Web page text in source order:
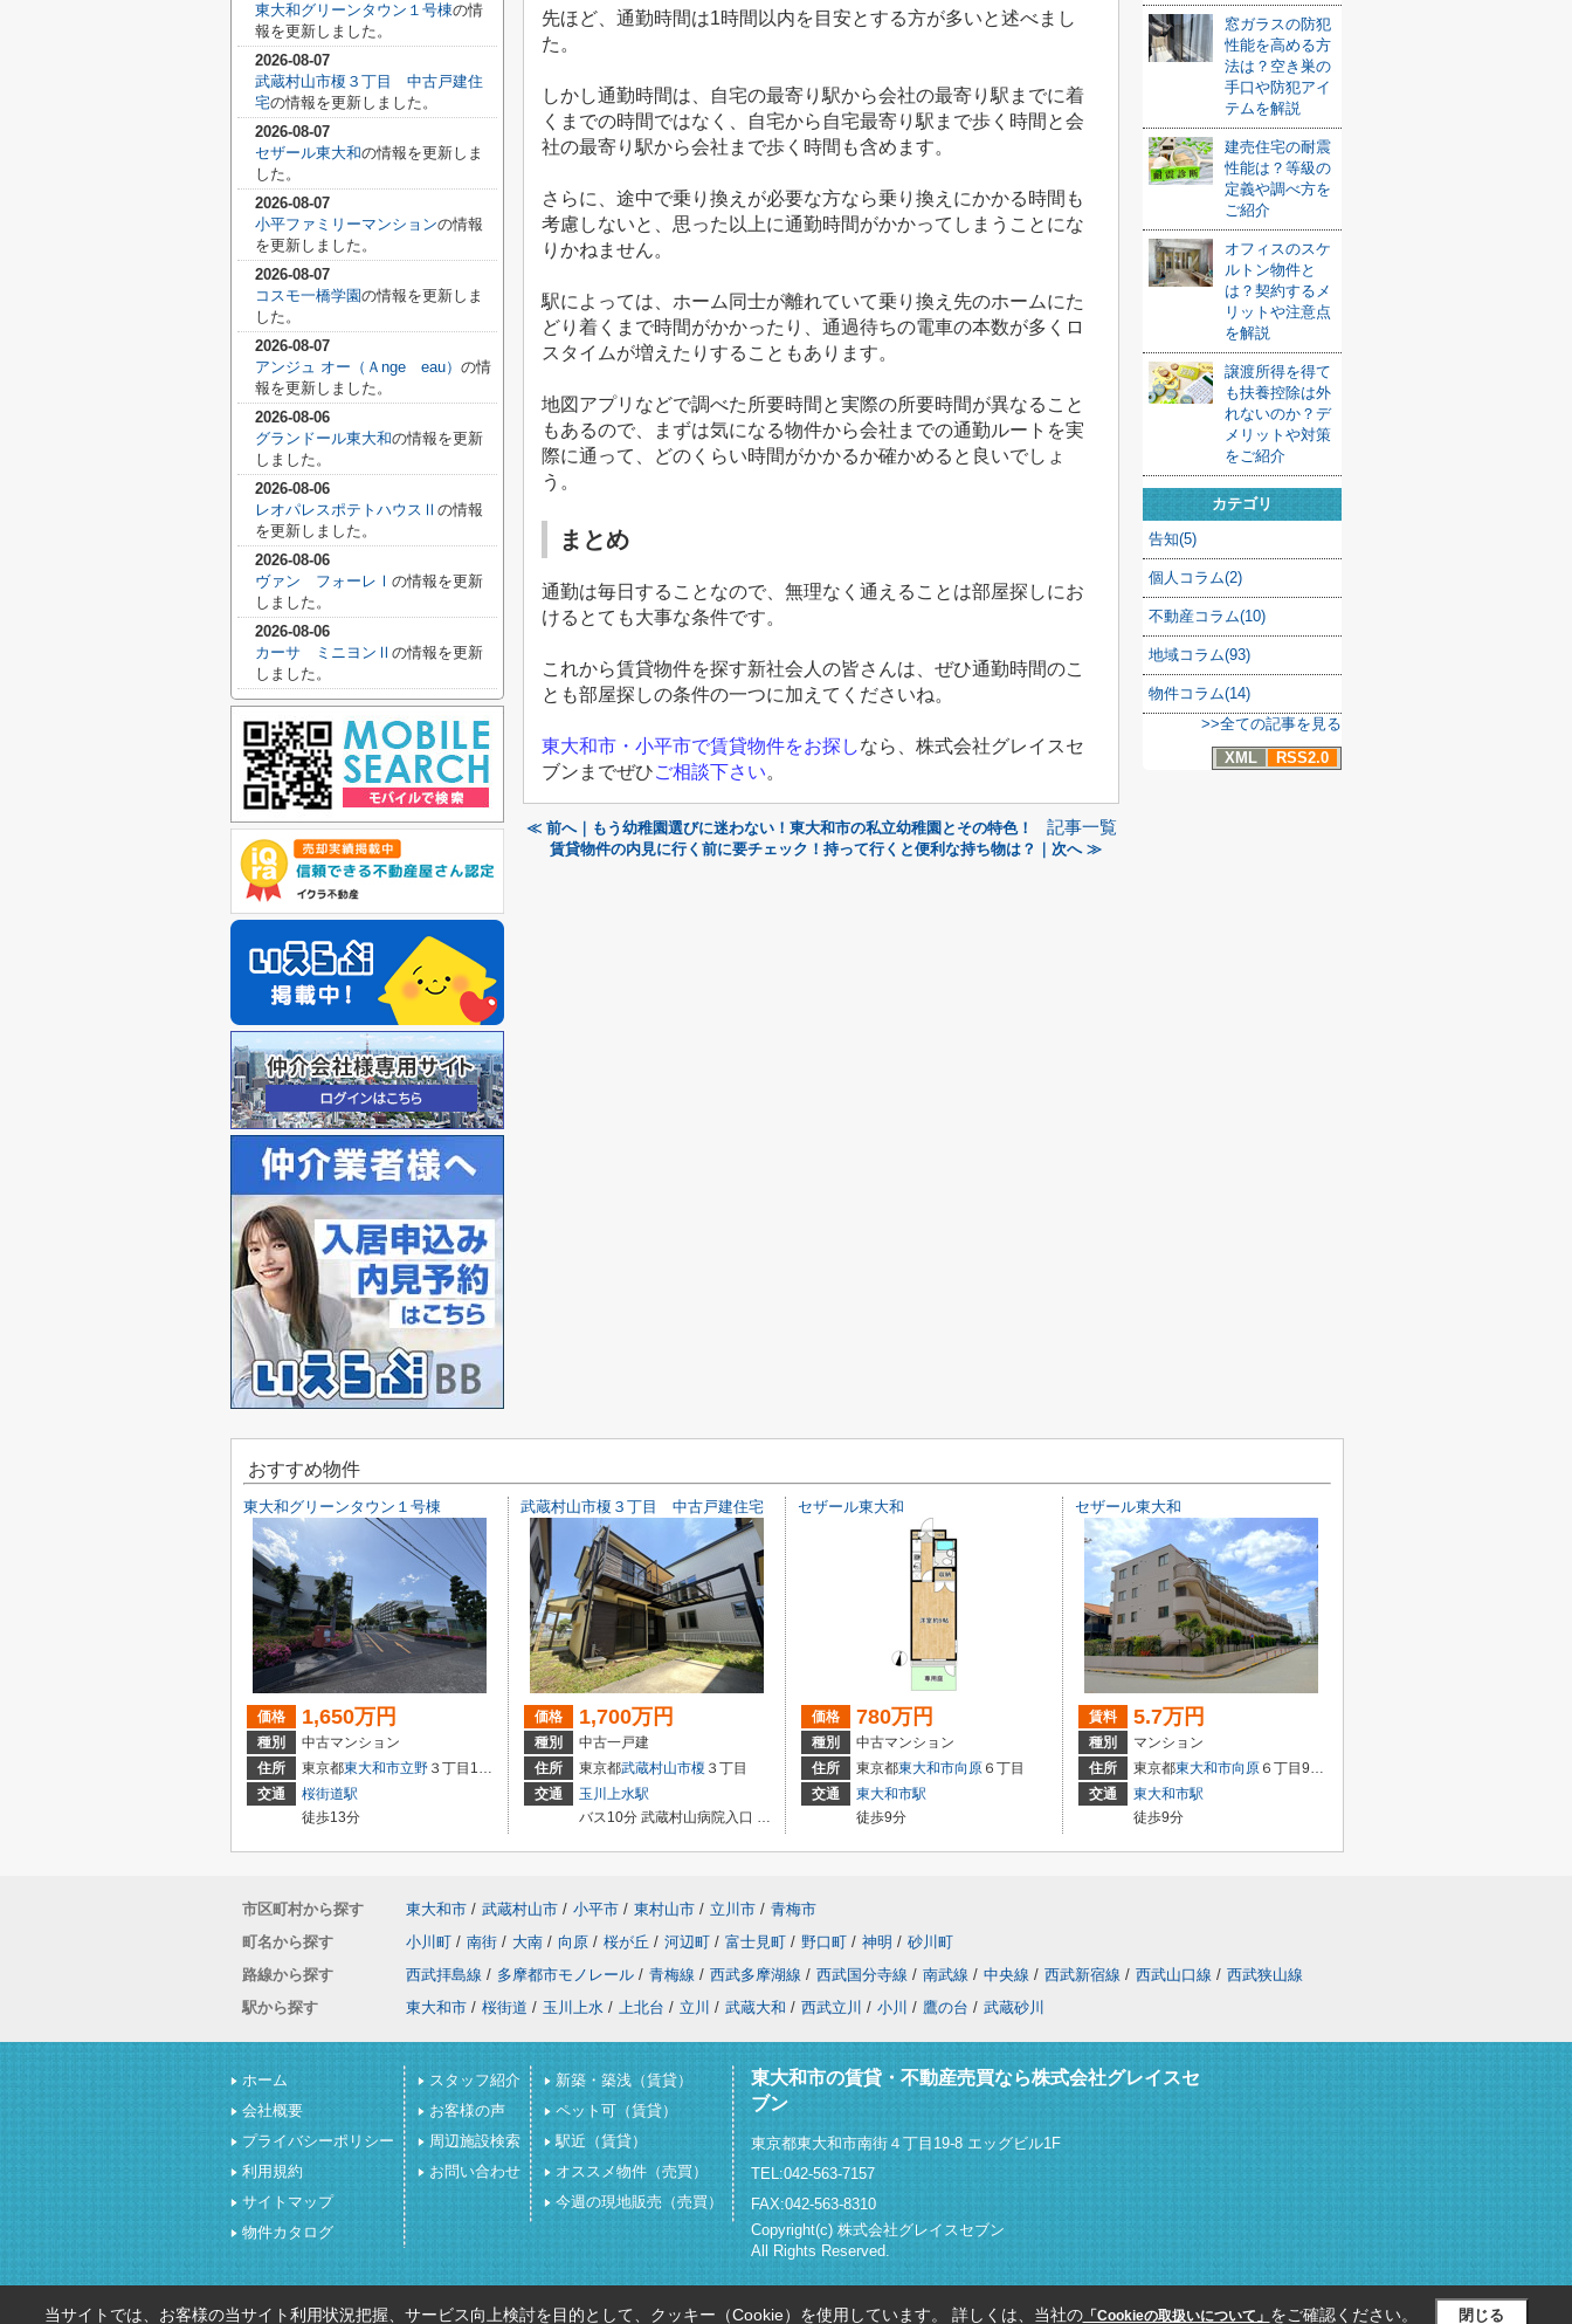
先ほど、通勤時間は1時間以内を目安とする方が多いと述べまし
た。
しかし通勤時間は、自宅の最寄り駅から会社の最寄り駅までに着
くまでの時間ではなく、自宅から自宅最寄り駅まで歩く時間と会
社の最寄り駅から会社まで歩く時間も含めます。
さらに、途中で乗り換えが必要な方なら乗り換えにかかる時間も
考慮しないと、思った以上に通勤時間がかかってしまうことにな
りかねません。
駅によっては、ホーム同士が離れていて乗り換え先のホームにた
どり着くまで時間がかかったり、通過待ちの電車の本数が多くロ
スタイムが増えたりすることもあります。
地図アプリなどで調べた所要時間と実際の所要時間が異なること
もあるので、まずは気になる物件から会社までの通勤ルートを実
際に通って、どのくらい時間がかかるか確かめると良いでしょ
う。
まとめ
通勤は毎日することなので、無理なく通えることは部屋探しにお
けるとても大事な条件です。
これから賃貸物件を探す新社会人の皆さんは、ぜひ通勤時間のこ
とも部屋探しの条件の一つに加えてくださいね。
東大和市・小平市で賃貸物件をお探しなら、株式会社グレイスセ
ブンまでぜひご相談下さい。
≪ 前へ｜もう幼稚園選びに迷わない！東大和市の私立幼稚園とその特色！ 記事一覧
賃貸物件の内見に行く前に要チェック！持って行くと便利な持ち物は？｜次へ ≫
窓ガラスの防犯
性能を高める方
法は？空き巣の
手口や防犯アイ
テムを解説
建売住宅の耐震
性能は？等級の
定義や調べ方を
ご紹介
オフィスのスケ
ルトン物件と
は？契約するメ
リットや注意点
を解説
譲渡所得を得て
も扶養控除は外
れないのか？デ
メリットや対策
をご紹介
カテゴリ
告知(5)
個人コラム(2)
不動産コラム(10)
地域コラム(93)
物件コラム(14)
>>全ての記事を見る
XML
RSS2.0
東大和グリーンタウン１号棟の情
報を更新しました。
2026-08-07
武蔵村山市榎３丁目 中古戸建住
宅の情報を更新しました。
2026-08-07
セザール東大和の情報を更新しま
した。
2026-08-07
小平ファミリーマンションの情報
を更新しました。
2026-08-07
コスモ一橋学園の情報を更新しま
した。
2026-08-07
アンジュ オー（Ａnge eau） の情
報を更新しました。
2026-08-06
グランドール東大和の情報を更新
しました。
2026-08-06
レオパレスポテトハウスⅡ の情報
を更新しました。
2026-08-06
ヴァン フォーレⅠ の情報を更新
しました。
2026-08-06
カーサ ミニヨンⅡ の情報を更新
しました。
おすすめ物件
東大和グリーンタウン１号棟
価格 1,650万円
種別
中古マンション
住所
東京都東大和市立野 ３丁目1293-10
交通
桜街道駅
徒歩13分
武蔵村山市榎３丁目 中古戸建住宅
価格 1,700万円
種別
中古一戸建
住所
東京都武蔵村山市榎 ３丁目
交通
玉川上水駅
バス10分 武蔵村山病院入口 停歩7分
セザール東大和
価格 780万円
種別
中古マンション
住所
東京都東大和市向原 ６丁目
交通
東大和市駅
徒歩9分
セザール東大和
賃料 5.7万円
種別
マンション
住所
東京都東大和市向原 ６丁目935-1
交通
東大和市駅
徒歩9分
市区町村から探す 東大和市 / 武蔵村山市 / 小平市 / 東村山市 / 立川市 / 青梅市
町名から探す
小川町 / 南街 / 大南 / 向原 / 桜が丘 / 河辺町 / 富士見町 / 野口町 / 神明 / 砂川町
路線から探す
西武拝島線 / 多摩都市モノレール / 青梅線 / 西武多摩湖線 / 西武国分寺線 / 南武線 / 中央線 / 西武新宿線 / 西武山口線 / 西武狭山線
駅から探す
東大和市 / 桜街道 / 玉川上水 / 上北台 / 立川 / 武蔵大和 / 西武立川 / 小川 / 鷹の台 / 武蔵砂川
ホーム
会社概要
プライバシーポリシー
利用規約
サイトマップ
物件カタログ
スタッフ紹介
お客様の声
周辺施設検索
お問い合わせ
新築・築浅（賃貸）
ペット可（賃貸）
駅近（賃貸）
オススメ物件（売買）
今週の現地販売（売買）
東大和市の賃貸・不動産売買なら株式会社グレイスセ
ブン
東京都東大和市南街４丁目19-8 エッグビル1F
TEL:042-563-7157
FAX:042-563-8310
Copyright(c) 株式会社グレイスセブン
All Rights Reserved.
当サイトでは、お客様の当サイト利用状況把握、サービス向上検討を目的として、クッキー（Cookie）を使用しています。 詳しくは、当社の「Cookieの取扱いについて」 をご確認ください。 閉じる